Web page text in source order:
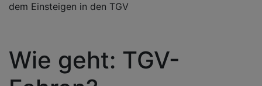
dem Einsteigen in den TGV
Wie geht: TGV-